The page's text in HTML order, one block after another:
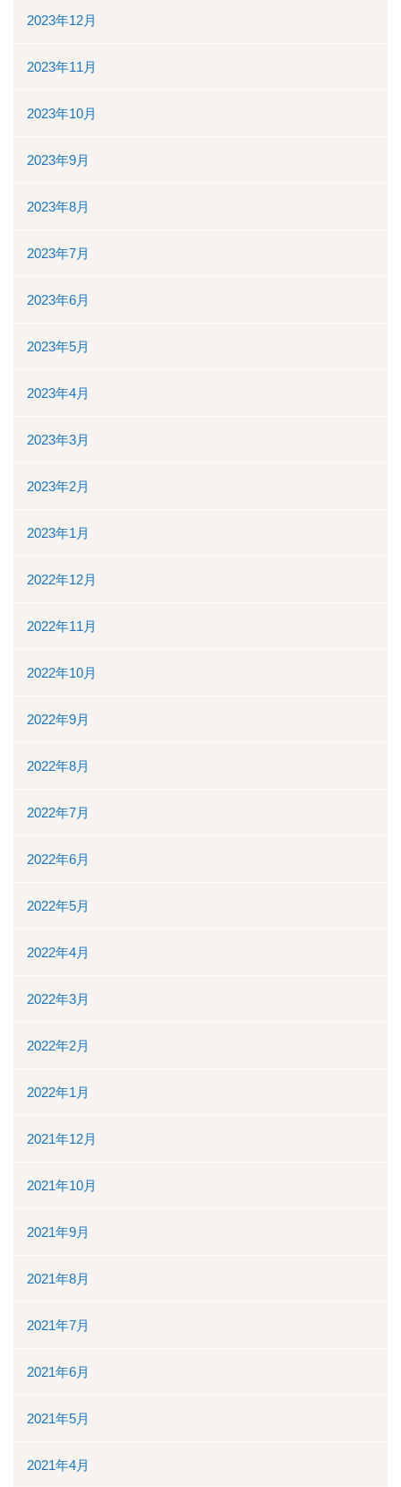
2023年12月
2023年11月
2023年10月
2023年9月
2023年8月
2023年7月
2023年6月
2023年5月
2023年4月
2023年3月
2023年2月
2023年1月
2022年12月
2022年11月
2022年10月
2022年9月
2022年8月
2022年7月
2022年6月
2022年5月
2022年4月
2022年3月
2022年2月
2022年1月
2021年12月
2021年10月
2021年9月
2021年8月
2021年7月
2021年6月
2021年5月
2021年4月